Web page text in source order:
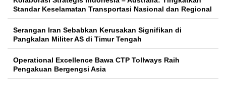
Standar Keselamatan Transportasi Nasional dan Regional
Serangan Iran Sebabkan Kerusakan Signifikan di
Pangkalan Militer AS di Timur Tengah
Operational Excellence Bawa CTP Tollways Raih
Pengakuan Bergengsi Asia